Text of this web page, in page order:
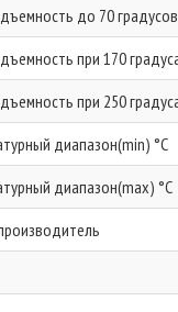
до 70
при 170
при 250
диапазон(min) °C
диапазон(max) °C